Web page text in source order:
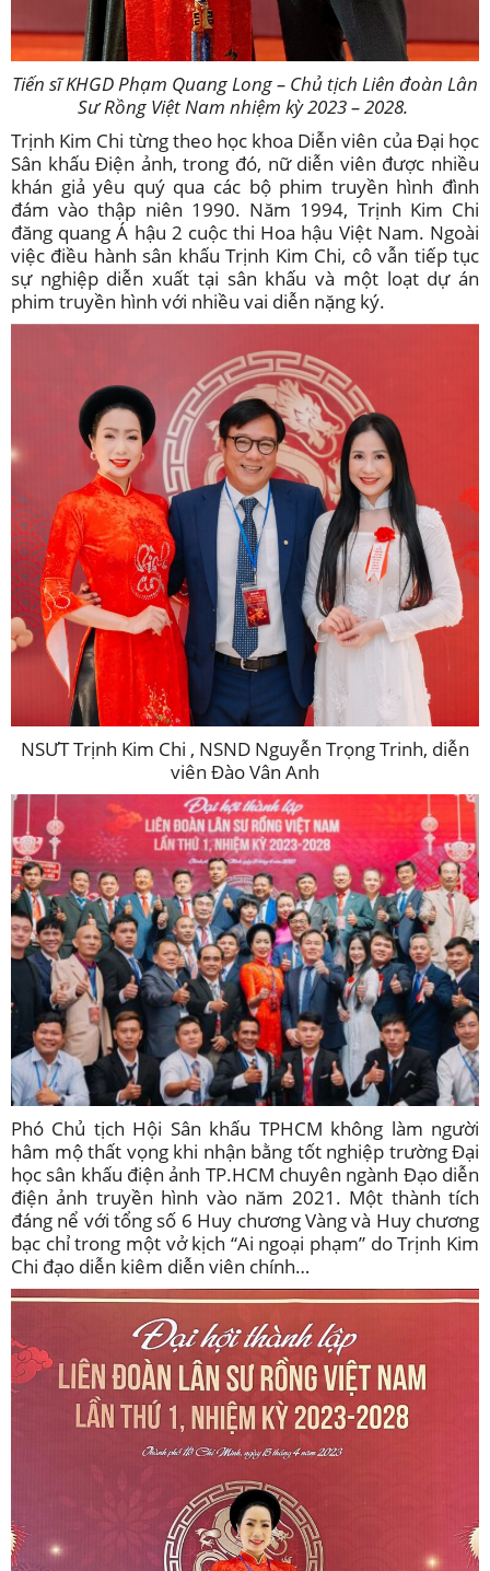
Tiến sĩ KHGD Phạm Quang Long – Chủ tịch Liên đoàn Lân
Sư Rồng Việt Nam nhiệm kỳ 2023 – 2028.
Trịnh Kim Chi từng theo học khoa Diễn viên của Đại học
Sân khấu Điện ảnh, trong đó, nữ diễn viên được nhiều
khán giả yêu quý qua các bộ phim truyền hình đình
đám vào thập niên 1990. Năm 1994, Trịnh Kim Chi
đăng quang Á hậu 2 cuộc thi Hoa hậu Việt Nam. Ngoài
việc điều hành sân khấu Trịnh Kim Chi, cô vẫn tiếp tục
sự nghiệp diễn xuất tại sân khấu và một loạt dự án
phim truyền hình với nhiều vai diễn nặng ký.
NSƯT Trịnh Kim Chi , NSND Nguyễn Trọng Trinh, diễn
viên Đào Vân Anh
Phó Chủ tịch Hội Sân khấu TPHCM không làm người
hâm mộ thất vọng khi nhận bằng tốt nghiệp trường Đại
học sân khấu điện ảnh TP.HCM chuyên ngành Đạo diễn
điện ảnh truyền hình vào năm 2021. Một thành tích
đáng nể với tổng số 6 Huy chương Vàng và Huy chương
bạc chỉ trong một vở kịch “Ai ngoại phạm” do Trịnh Kim
Chi đạo diễn kiêm diễn viên chính…